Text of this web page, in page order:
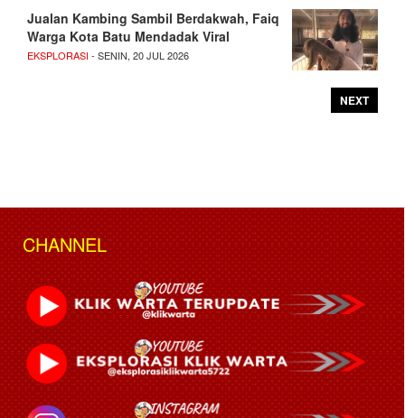
Jualan Kambing Sambil Berdakwah, Faiq
Warga Kota Batu Mendadak Viral
EKSPLORASI- SENIN, 20 JUL 2026
NEXT
CHANNEL